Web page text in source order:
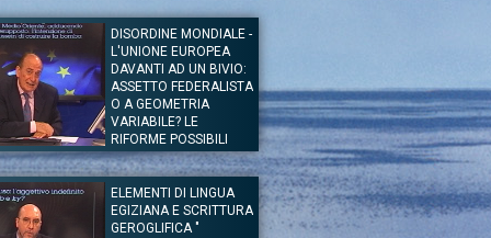
DISORDINE MONDIALE -
L'UNIONE EUROPEA
DAVANTI AD UN BIVIO:
ASSETTO FEDERALISTA
O A GEOMETRIA
VARIABILE? LE
RIFORME POSSIBILI
PER EVITARE UN
PROCESSO D
Antonio Badini
Speciali
ELEMENTI DI LINGUA
EGIZIANA E SCRITTURA
GEROGLIFICA "